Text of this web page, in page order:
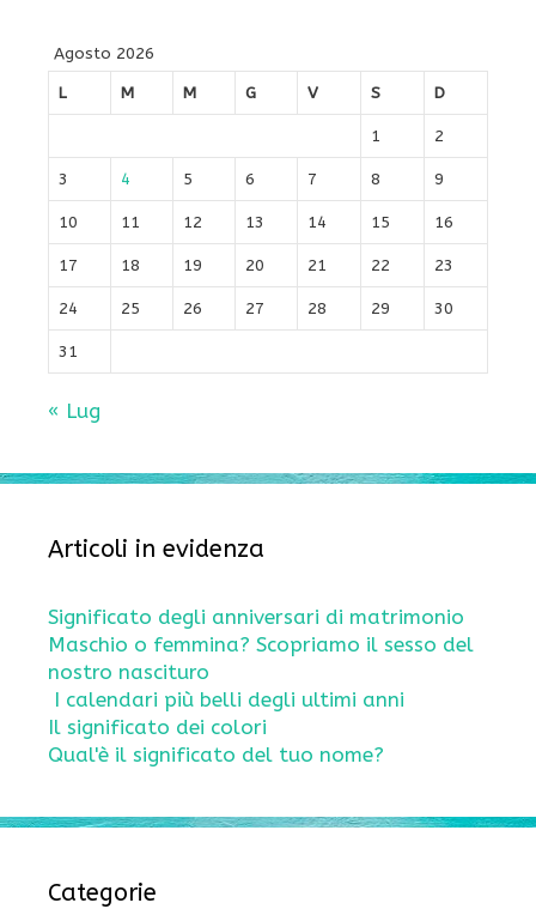
Agosto 2026
L
M M G V S D
1 2
3 4 5 6 7 8 9
10 11 12 13 14 15 16
17 18 19 20 21 22 23
24 25 26 27 28 29 30
31
« Lug
Articoli in evidenza
Significato degli anniversari di matrimonio
Maschio o femmina? Scopriamo il sesso del
nostro nascituro
I calendari più belli degli ultimi anni
Il significato dei colori
Qual'è il significato del tuo nome?
Categorie